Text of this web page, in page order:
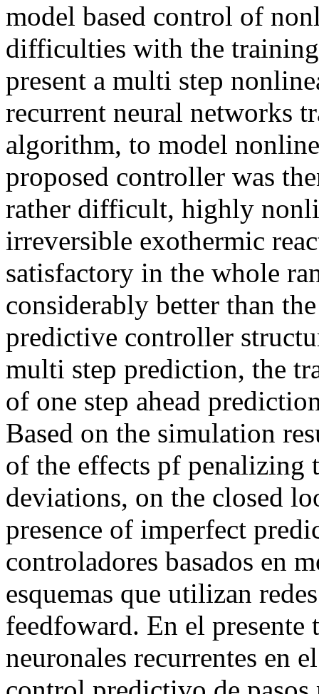
model based control of
difficulties with the
present a multi step
recurrent neural networks
algorithm, to model
proposed controller was
rather difficult, highly
irreversible exothermic
satisfactory in the whole
considerably better than
predictive controller
multi step prediction, the
of one step ahead
Based on the simulation
of the effects pf penalizing
deviations, on the closed
presence of imperfect
controladores basados en
esquemas que utilizan
feedfoward. En el presente
neuronales recurrentes en